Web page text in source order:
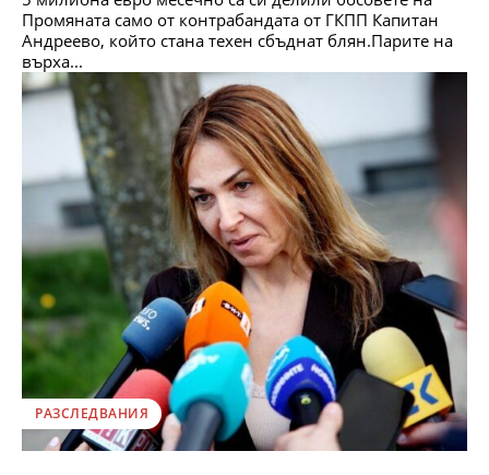
Промяната само от контрабандата от ГКПП Капитан
Андреево, който стана техен сбъднат блян.Парите на
върха...
РАЗСЛЕДВАНИЯ